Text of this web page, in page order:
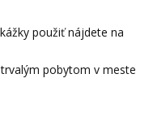
použiť nájdete na
pobytom v meste